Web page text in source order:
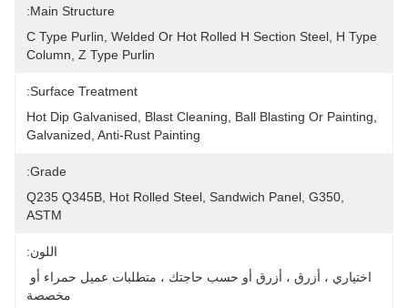
Main Structure:
C Type Purlin, Welded Or Hot Rolled H Section Steel, H Type
Column, Z Type Purlin
Surface Treatment:
Hot Dip Galvanised, Blast Cleaning, Ball Blasting Or Painting,
Galvanized, Anti-Rust Painting
Grade:
Q235 Q345B, Hot Rolled Steel, Sandwich Panel, G350,
ASTM
اللون:
مخصصة